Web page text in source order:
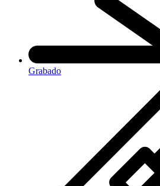
Grabado